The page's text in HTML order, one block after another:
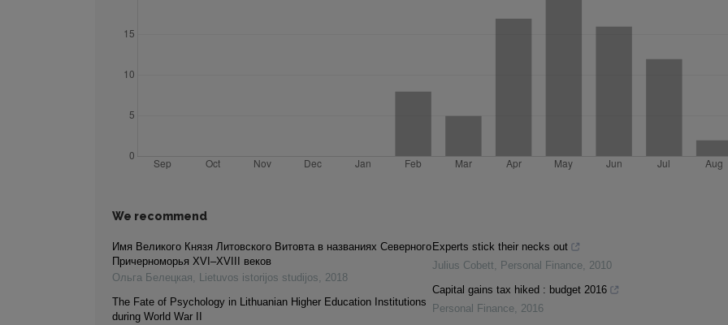
We recommend
Имя Великого Князя Литовского Витовта в названиях Северного
Причерноморья XVI–XVIII веков
Ольга Белецкая, Lietuvos istorijos studijos, 2018
The Fate of Psychology in Lithuanian Higher Education Institutions
during World War II
Experts stick their necks out
Julius Cobett, Personal Finance, 2010
Capital gains tax hiked : budget 2016
Personal Finance, 2016